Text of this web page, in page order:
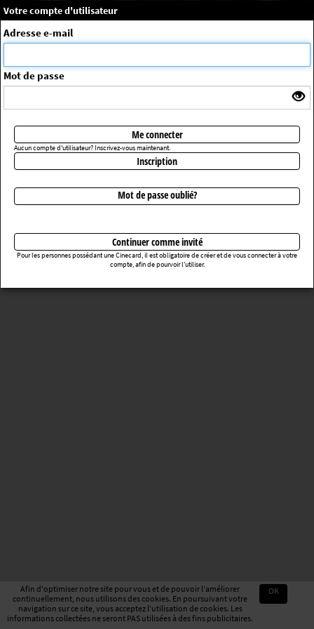
Afin d'optimiser notre site pour vous et de pouvoir l'améliorer
continuellement, nous utilisons des cookies. En poursuivant votre
navigation sur ce site, vous acceptez l'utilisation de cookies. Les
informations collectées ne seront PAS utilisées à des fins publicitaires.
OK
Message système
La séance choisie n'a pas été trouvée
Votre compte d'utilisateur
Adresse e-mail
Mot de passe
Me connecter
Aucun compte d'utilisateur? Inscrivez-vous maintenant.
Inscription
Mot de passe oublié?
Continuer comme invité
Pour les personnes possédant une Cinecard, il est obligatoire de créer et de vous connecter à votre
compte, afin de pourvoir l’utiliser.